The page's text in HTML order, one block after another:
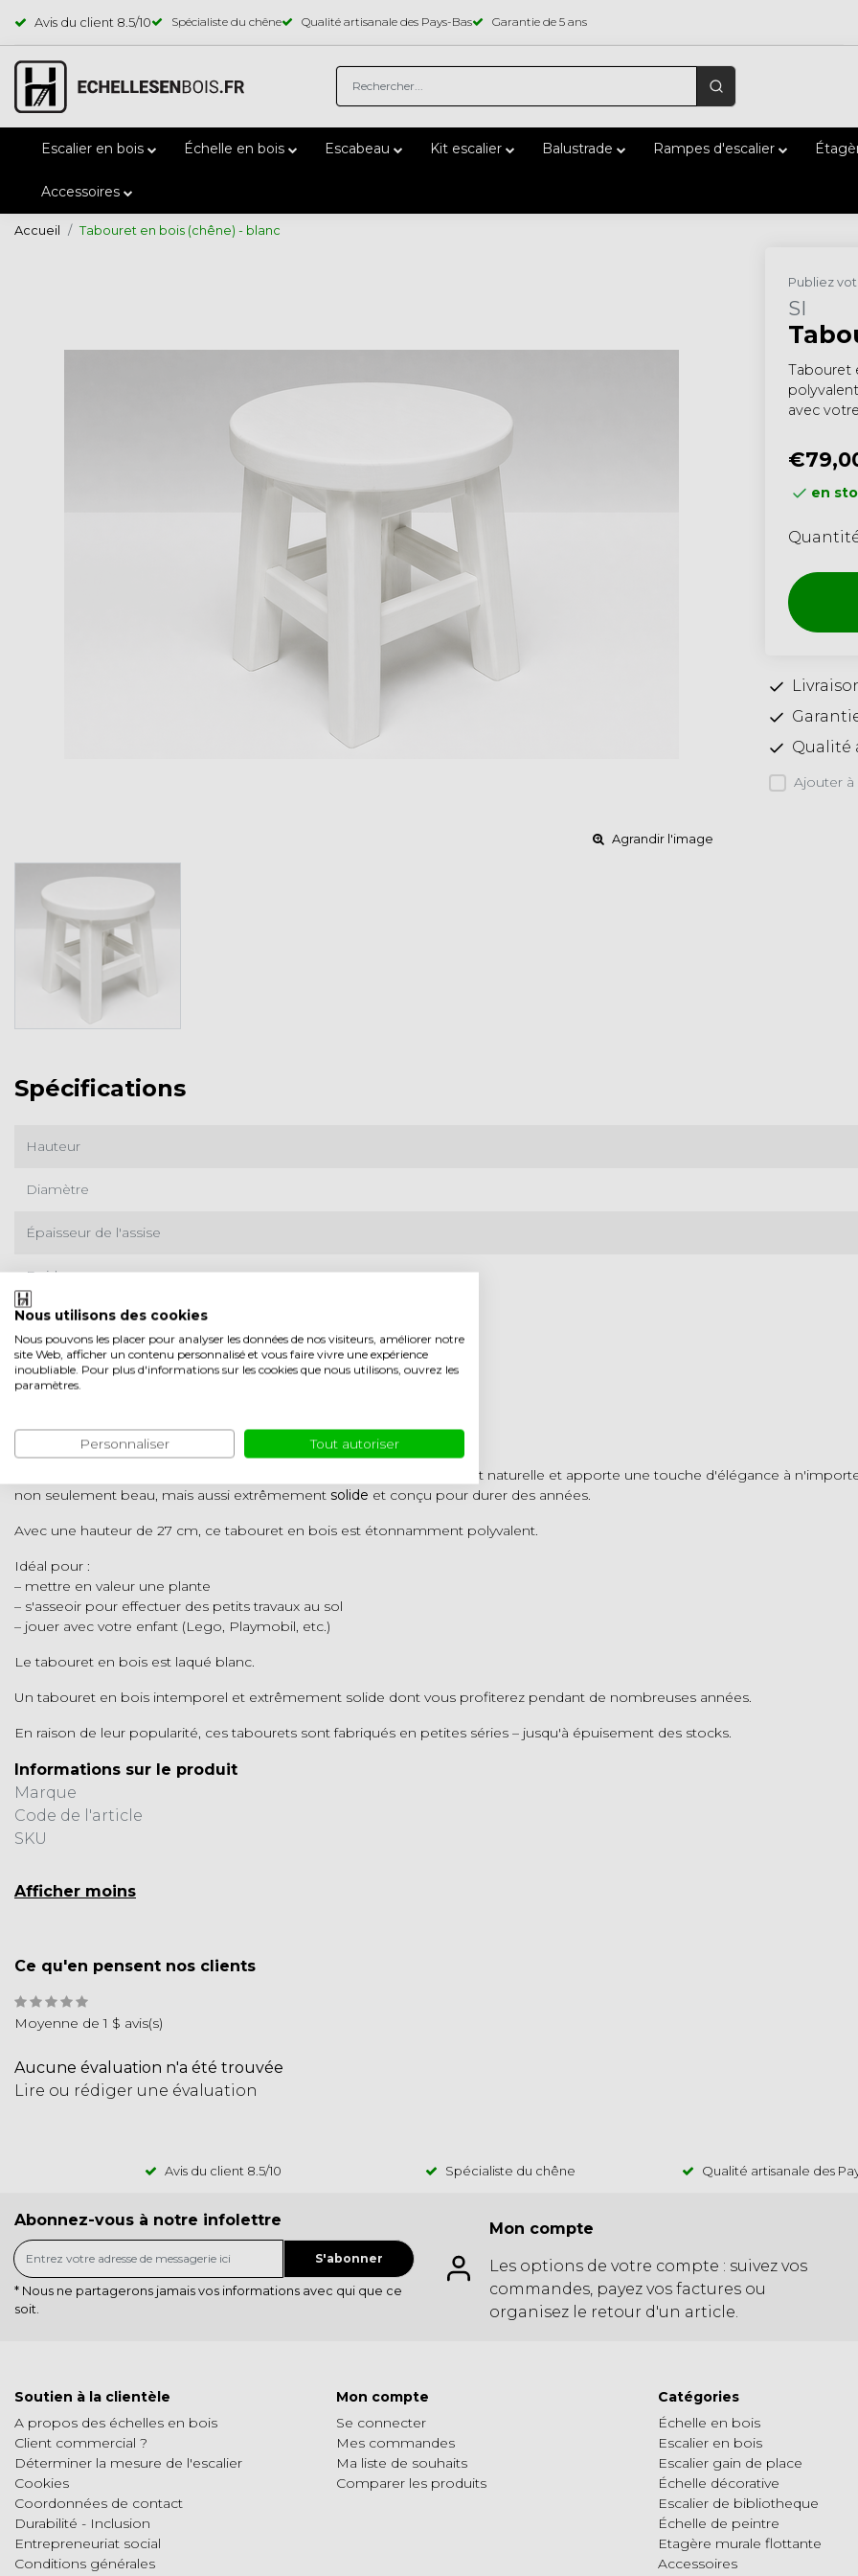
Avis du client 8.5/10 Spécialiste du chêne Qualité artisanale des Pays-Bas Garantie de 5 ans
Escalier en bois Échelle en bois Escabeau Kit escalier Balustrade Rampes d'escalier
Accessoires
Accueil Tabouret en bois (chêne) - blanc
Agrandir l'image
Publiez
SI
Tabouret
avec
en
Qualité
Ajouter à
Spécifications
Hauteur
Diamètre
Épaisseur de l'assise
Poids
Tabouret en chêne massif – 27 cm de hauteur
✔ Laqué blanc
Ce tabouret en chêne massif dégage une atmosphère chaleureuse et naturelle et apporte une touche d'élégance à
non seulement beau, mais aussi extrêmement solide et conçu pour durer des années.
Avec une hauteur de 27 cm, ce tabouret en bois est étonnamment polyvalent.
Idéal pour :
– mettre en valeur une plante
– s'asseoir pour effectuer des petits travaux au sol
– jouer avec votre enfant (Lego, Playmobil, etc.)
Le tabouret en bois est laqué blanc.
Un tabouret en bois intemporel et extrêmement solide dont vous profiterez pendant de nombreuses années.
En raison de leur popularité, ces tabourets sont fabriqués en petites séries – jusqu'à épuisement des stocks.
Informations sur le produit
Marque
Code de l'article
SKU
Afficher moins
Ce qu'en pensent nos clients
Moyenne de 1 $ avis(s)
Aucune évaluation n'a été trouvée
Lire ou rédiger une évaluation
Avis du client 8.5/10 Spécialiste du chêne Qualité artisanale des
Abonnez-vous à notre infolettre
S'abonner
* Nous ne partagerons jamais vos informations avec qui que ce
soit.
Mon compte
Les options de votre compte : suivez vos
commandes, payez vos factures ou
organisez le retour d'un article.
Soutien à la clientèle
A propos des échelles en bois
Client commercial ?
Déterminer la mesure de l'escalier
Cookies
Coordonnées de contact
Durabilité - Inclusion
Entrepreneuriat social
Conditions générales
Mon compte
Se connecter
Mes commandes
Ma liste de souhaits
Comparer les produits
Catégories
Échelle en bois
Escalier en bois
Escalier gain de place
Échelle décorative
Escalier de bibliotheque
Échelle de peintre
Etagère murale flottante
Accessoires
Nous utilisons des cookies
Nous pouvons les placer pour analyser les données de nos visiteurs, améliorer notre
site Web, afficher un contenu personnalisé et vous faire vivre une expérience
inoubliable. Pour plus d'informations sur les cookies que nous utilisons, ouvrez les
paramètres.
Personnaliser Tout autoriser